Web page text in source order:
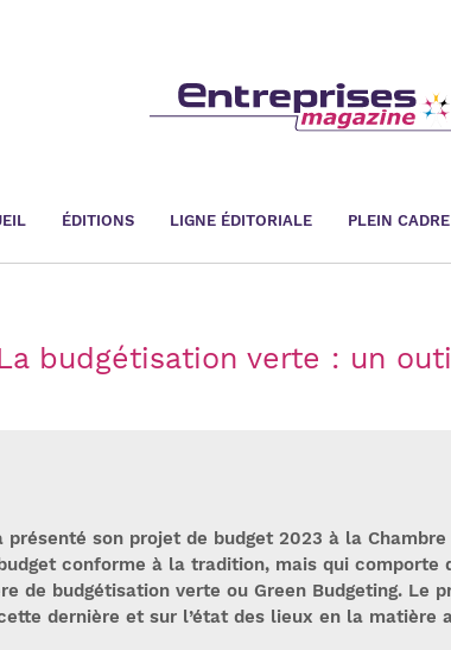
ÉDITIONS LIGNE ÉDITORIALE PLEIN CADRE
budgétisation verte : un
présenté son projet de budget 2023 à la
conforme à la tradition, mais qui comporte
de budgétisation verte ou Green Budgeting. Le
dernière et sur l’état des lieux en la matière